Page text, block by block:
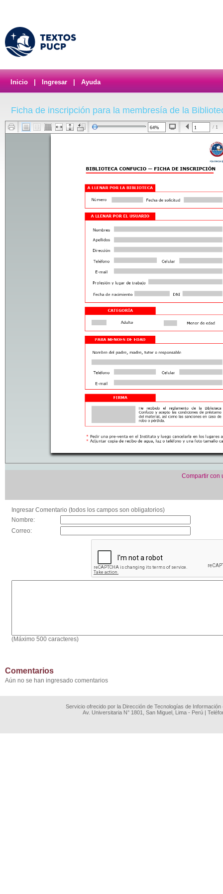
Inicio Ingresar Ayuda
Ficha de inscripción para la membresía de la
/ 1
Compartir con
Ingresar Comentario (todos los campos son obligatorios)
Nombre:
Correo:
(Máximo 500 caracteres)
Comentarios
Aún no se han ingresado comentarios
Servicio ofrecido por la Dirección de Tecnologías de
Av. Universitaria N° 1801, San Miguel, Lima - Perú |